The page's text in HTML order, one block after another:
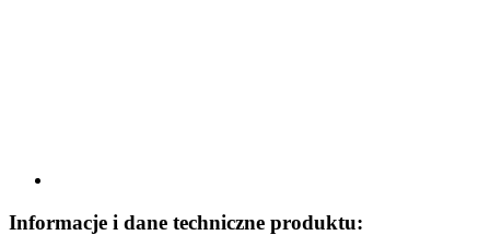
Informacje i dane techniczne produktu: